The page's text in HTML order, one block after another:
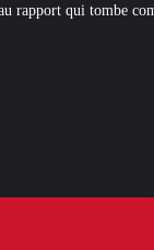
pour Darmanin